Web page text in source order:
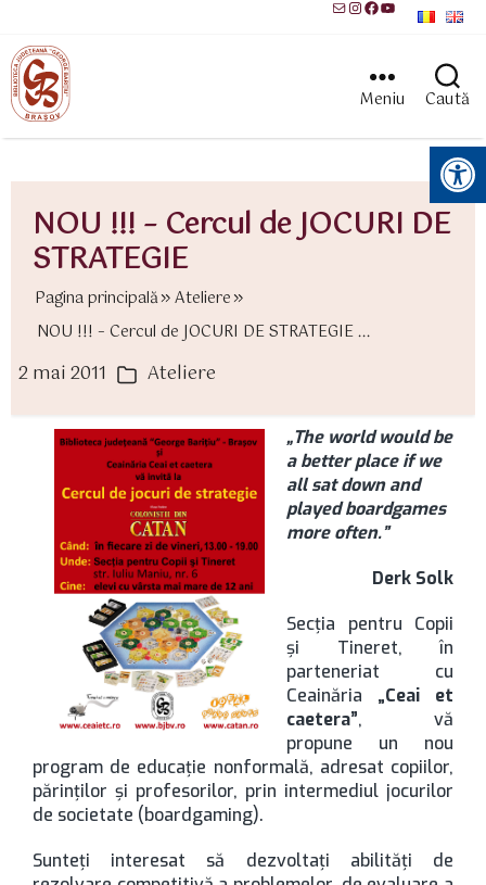
MailInstagram
Facebook
YouTube
Meniu Caută
Instrumente pentru accesibilitate
NOU !!! – Cercul de JOCURI DE
STRATEGIE
Pagina principală
Ateliere
NOU !!! – Cercul de JOCURI DE STRATEGIE ...
2 mai 2011 Categorii
Ateliere
„The world would be
a better place if we
all sat down and
played boardgames
more often.”
Derk Solk
Secţia pentru Copii
şi Tineret, în
parteneriat cu
Ceainăria „Ceai et
caetera”, vă
propune un nou
program de educaţie nonformală, adresat copiilor,
părinţilor şi profesorilor, prin intermediul jocurilor
de societate (boardgaming).
Sunteţi interesat să dezvoltaţi abilităţi de